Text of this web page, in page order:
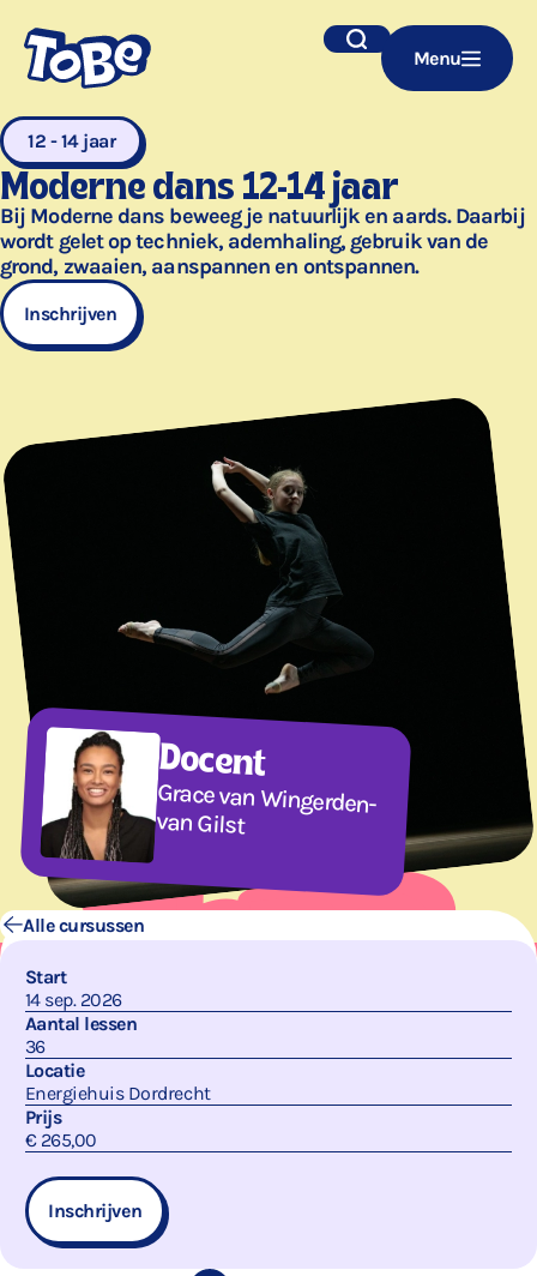
Navigatie
overslaan
Zoek Menu
12 - 14 jaar
Moderne dans 12-14 jaar
Bij Moderne dans beweeg je natuurlijk en aards. Daarbij
wordt gelet op techniek, ademhaling, gebruik van de
grond, zwaaien, aanspannen en ontspannen.
Inschrijven
Docent
Grace van Wingerden-
van Gilst
Alle cursussen
Start
14 sep. 2026
Aantal lessen
36
Locatie
Energiehuis Dordrecht
Prijs
€ 265,00
Inschrijven